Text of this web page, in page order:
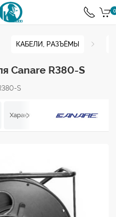
0
КАБЕЛИ, РАЗЪЁМЫ
Canare R380-S
S
Характеристики Отзывы